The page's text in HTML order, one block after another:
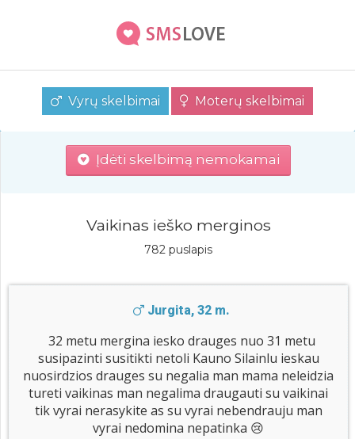
Vyrų skelbimai Moterų skelbimai
Įdėti skelbimą nemokamai
Vaikinas ieško merginos
782 puslapis
Jurgita, 32 m.
32 metu mergina iesko drauges nuo 31 metu
susipazinti susitikti netoli Kauno Silainlu ieskau
nuosirdzios drauges su negalia man mama neleidzia
tureti vaikinas man negalima draugauti su vaikinai
tik vyrai nerasykite as su vyrai nebendrauju man
vyrai nedomina nepatinka 😢